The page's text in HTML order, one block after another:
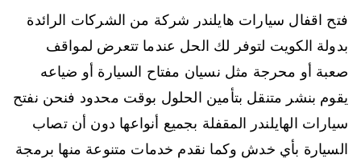
فتح اقفال سيارات هايلندر شركة من الشركات الرائدة
بدولة الكويت لتوفر لك الحل عندما تتعرض لمواقف
صعبة أو محرجة مثل نسيان مفتاح السيارة أو ضياعه
يقوم بنشر متنقل بتأمين الحلول بوقت محدود فنحن نفتح
سيارات الهايلندر المقفلة بجميع أنواعها دون أن تصاب
السيارة بأي خدش وكما نقدم خدمات متنوعة منها برمجة